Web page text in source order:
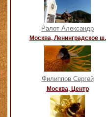
Ралот Александр
Москва, Ленинградское ш.
Филиппов Сергей
Москва, Центр